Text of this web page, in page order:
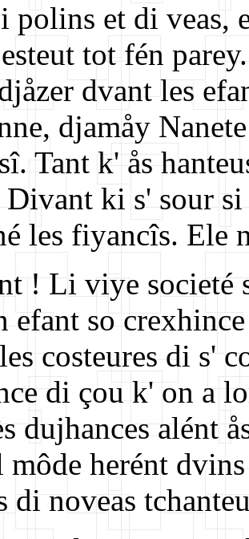
polins et di veas,
tot fén
dvant les
djamåy
Tant k' ås
ki s' sour
les fiyancîs. Ele
! Li viye societé
efant so
costeures di s'
di çou k' on a
dujhances alént
môde herént
di noveas